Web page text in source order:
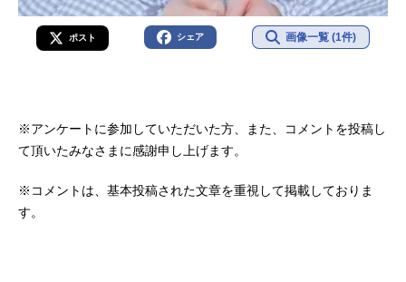
ポスト シェア 画像一覧 (1件)
※アンケートに参加していただいた方、また、コメントを投稿し
て頂いたみなさまに感謝申し上げます。
※コメントは、基本投稿された文章を重視して掲載しておりま
す。